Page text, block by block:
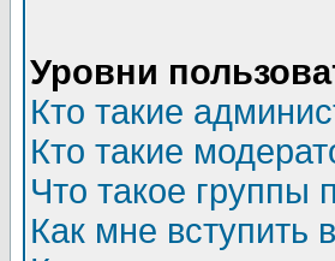
Уровни
Кто такие
Кто такие
Что такое группы
Как мне вступить